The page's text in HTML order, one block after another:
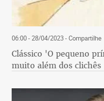
06:00 - 28/04/2023- Compartilhe
Clássico 'O pequeno
muito além dos clichês